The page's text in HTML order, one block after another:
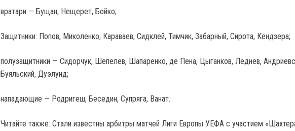
вратари — Бущан, Нещерет, Бойко;
Защитники: Попов, Миколенко, Караваев, Сидклей, Тимчик, Забарный, Сирота, Кендзера;
полузащитники — Сидорчук, Шепелев, Шапаренко, де Пена, Цыганков, Леднев,
Буяльский, Дуэлунд;
нападающие — Родригеш, Беседин, Супряга, Ванат.
Читайте также: Стали известны арбитры матчей Лиги Европы УЕФА с участием